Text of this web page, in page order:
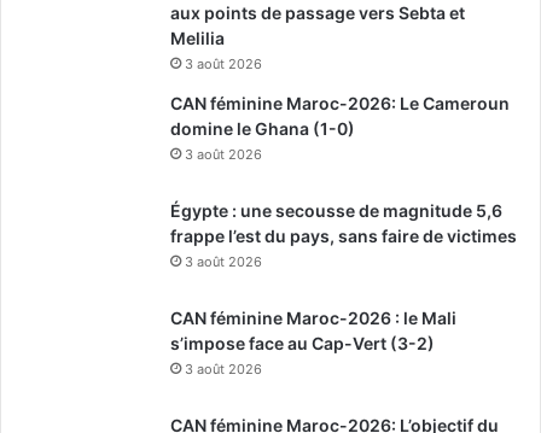
aux points de passage vers Sebta et
Melilia
3 août 2026
CAN féminine Maroc-2026: Le Cameroun
domine le Ghana (1-0)
3 août 2026
Égypte : une secousse de magnitude 5,6
frappe l’est du pays, sans faire de victimes
3 août 2026
CAN féminine Maroc-2026 : le Mali
s’impose face au Cap-Vert (3-2)
3 août 2026
CAN féminine Maroc-2026: L’objectif du